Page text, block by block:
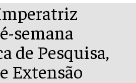
semana
de Pesquisa,
Extensão